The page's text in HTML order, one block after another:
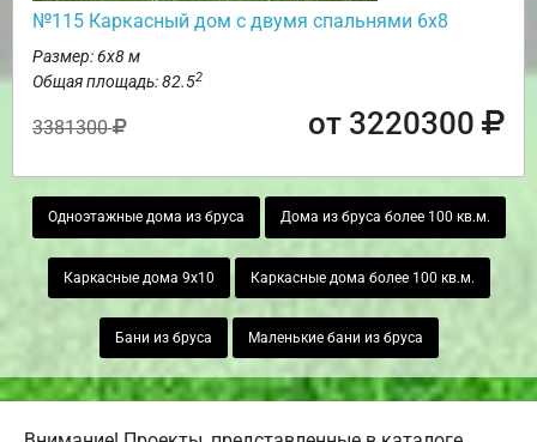
№115 Каркасный дом с двумя спальнями 6х8
Размер: 6х8 м
Общая площадь: 82.52
3381300 от 3220300
Одноэтажные дома из бруса Дома из бруса более 100 кв.м.
Каркасные дома 9х10 Каркасные дома более 100 кв.м.
Бани из бруса Маленькие бани из бруса